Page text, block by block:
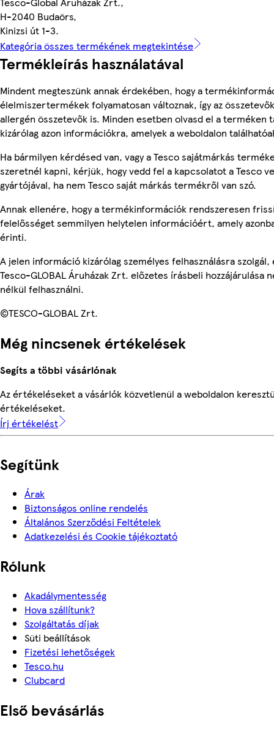
H-2040 Budaörs,
Kinizsi út 1-3.
Kategória összes termékének megtekintése
Termékleírás használatával
Mindent megteszünk annak érdekében, hogy a
élelmiszertermékek folyamatosan változnak, így az
allergén összetevők is. Minden esetben olvasd el a terméken
kizárólag azon információkra, amelyek a weboldalon
Ha bármilyen kérdésed van, vagy a Tesco sajátmárkás
szeretnél kapni, kérjük, hogy vedd fel a kapcsolatot a Tesco
gyártójával, ha nem Tesco saját márkás termékről van szó.
Annak ellenére, hogy a termékinformációk rendszeresen
felelősséget semmilyen helytelen információért, amely
érinti.
A jelen információ kizárólag személyes felhasználásra
Tesco-GLOBAL Áruházak Zrt. előzetes írásbeli hozzájárulása
nélkül felhasználni.
©TESCO-GLOBAL Zrt.
Még nincsenek értékelések
Segíts a többi vásárlónak
Az értékeléseket a vásárlók közvetlenül a weboldalon
értékeléseket.
Írj értékelést
Segítünk
Árak
Biztonságos online rendelés
Általános Szerződési Feltételek
Adatkezelési és Cookie tájékoztató
Rólunk
Akadálymentesség
Hova szállítunk?
Szolgáltatás díjak
Süti beállítások
Fizetési lehetőségek
Tesco.hu
Clubcard
Első bevásárlás